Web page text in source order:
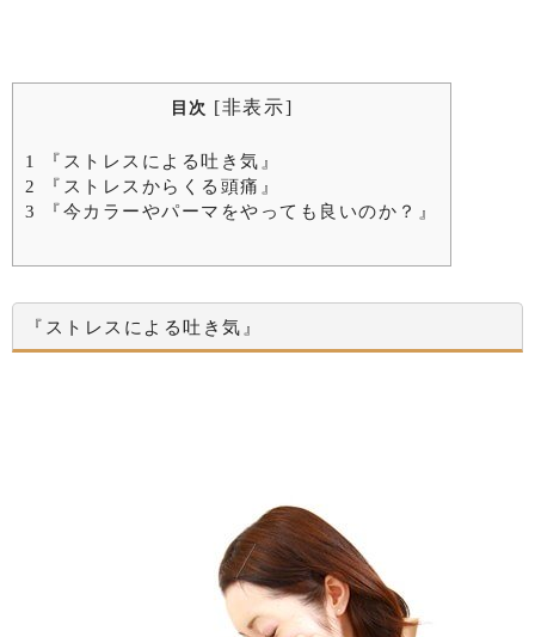
目次 [非表示]
1
『ストレスによる吐き気』
2
『ストレスからくる頭痛』
3
『今カラーやパーマをやっても良いのか？』
『ストレスによる吐き気』